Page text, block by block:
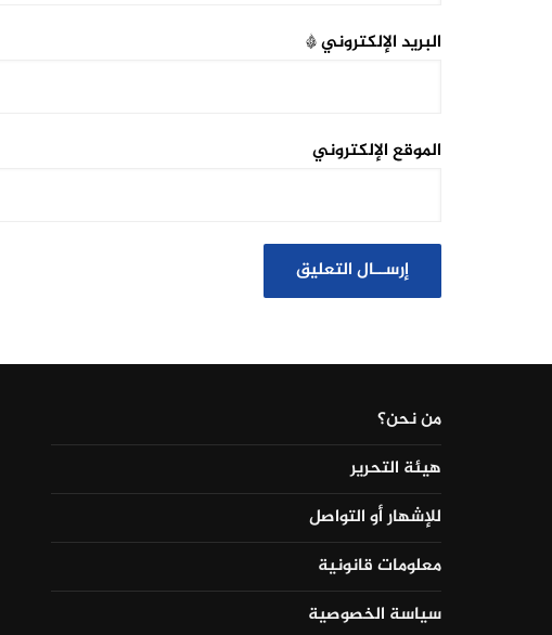
البريد الإلكتروني*
الموقع الإلكتروني
من نحن؟
هيئة التحرير
للإشهار أو التواصل
معلومات قانونية
سياسة الخصوصية